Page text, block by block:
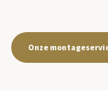
Onze